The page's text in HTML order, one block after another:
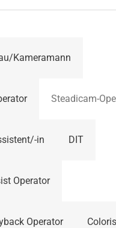
Kameramann
Steadicam-
in DIT
Operator
Operator